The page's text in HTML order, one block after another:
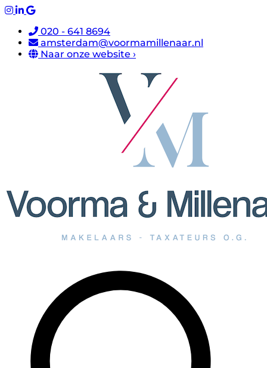
020 - 641 8694
amsterdam@voormamillenaar.nl
Naar onze website ›